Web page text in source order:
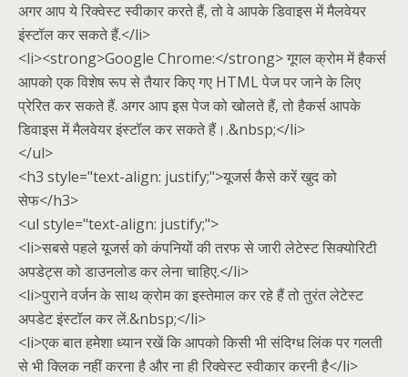
अगर आप ये रिक्वेस्ट स्वीकार करते हैं, तो वे आपके डिवाइस में मैलवेयर
इंस्टॉल कर सकते हैं.</li>
<li><strong>Google Chrome:</strong> गूगल क्रोम में हैकर्स
आपको एक विशेष रूप से तैयार किए गए HTML पेज पर जाने के लिए
प्रेरित कर सकते हैं. अगर आप इस पेज को खोलते हैं, तो हैकर्स आपके
डिवाइस में मैलवेयर इंस्टॉल कर सकते हैं।.&nbsp;</li>
</ul>
<h3 style="text-align: justify;">यूजर्स कैसे करें खुद को
सेफ</h3>
<ul style="text-align: justify;">
<li>सबसे पहले यूजर्स को कंपनियों की तरफ से जारी लेटेस्ट सिक्योरिटी
अपडेट्स को डाउनलोड कर लेना चाहिए.</li>
<li>पुराने वर्जन के साथ क्रोम का इस्तेमाल कर रहे हैं तो तुरंत लेटेस्ट
अपडेट इंस्टॉल कर लें.&nbsp;</li>
<li>एक बात हमेशा ध्यान रखें कि आपको किसी भी संदिग्ध लिंक पर गलती
से भी क्लिक नहीं करना है और ना ही रिक्वेस्ट स्वीकार करनी है</li>